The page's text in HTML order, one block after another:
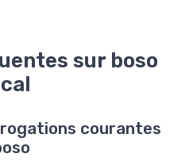
sur boso
courantes